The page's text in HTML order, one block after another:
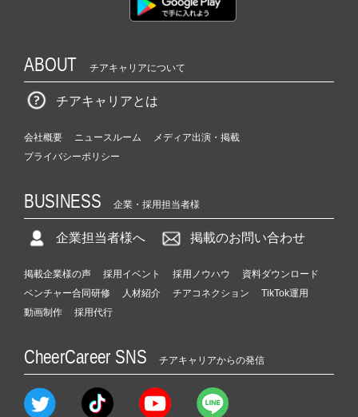
ABOUT チアキャリアについて
チアキャリアとは
会社概要 ニュースルーム
メディア出演・掲載
プライバシーポリシー
BUSINESS 企業・採用担当者様
企業担当者様へ 掲載のお問い合わせ
掲載企業様の声 採用イベント 採用ノウハウ
資料ダウンロード
ベンチャー合同研修
人材紹介 チアコネクション
TikTok運用
動画制作
採用代行
CheerCareer SNS チアキャリアからの発信